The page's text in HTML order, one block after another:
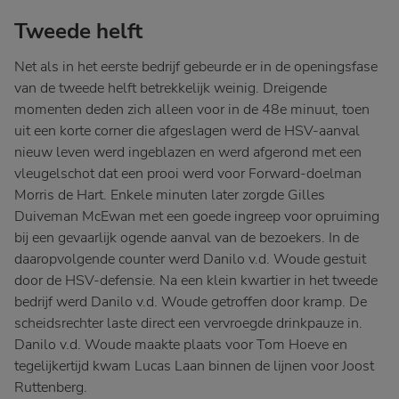
Tweede helft
Net als in het eerste bedrijf gebeurde er in de openingsfase
van de tweede helft betrekkelijk weinig. Dreigende
momenten deden zich alleen voor in de 48e minuut, toen
uit een korte corner die afgeslagen werd de HSV-aanval
nieuw leven werd ingeblazen en werd afgerond met een
vleugelschot dat een prooi werd voor Forward-doelman
Morris de Hart. Enkele minuten later zorgde Gilles
Duiveman McEwan met een goede ingreep voor opruiming
bij een gevaarlijk ogende aanval van de bezoekers. In de
daaropvolgende counter werd Danilo v.d. Woude gestuit
door de HSV-defensie. Na een klein kwartier in het tweede
bedrijf werd Danilo v.d. Woude getroffen door kramp. De
scheidsrechter laste direct een vervroegde drinkpauze in.
Danilo v.d. Woude maakte plaats voor Tom Hoeve en
tegelijkertijd kwam Lucas Laan binnen de lijnen voor Joost
Ruttenberg.